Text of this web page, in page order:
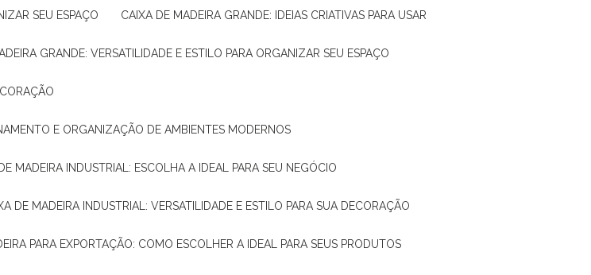
SEU ESPAÇO CAIXA DE MADEIRA GRANDE: IDEIAS CRIATIVAS PARA USAR
GRANDE: VERSATILIDADE E ESTILO PARA ORGANIZAR SEU ESPAÇO
E ORGANIZAÇÃO DE AMBIENTES MODERNOS
DE MADEIRA INDUSTRIAL: ESCOLHA A IDEAL PARA SEU NEGÓCIO
DE MADEIRA INDUSTRIAL: VERSATILIDADE E ESTILO PARA SUA DECORAÇÃO
PARA EXPORTAÇÃO: COMO ESCOLHER A IDEAL PARA SEUS PRODUTOS